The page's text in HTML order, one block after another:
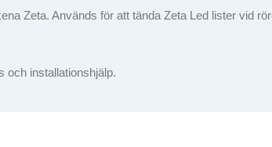
Zeta. Används för att tända Zeta Led lister vid
och installationshjälp.